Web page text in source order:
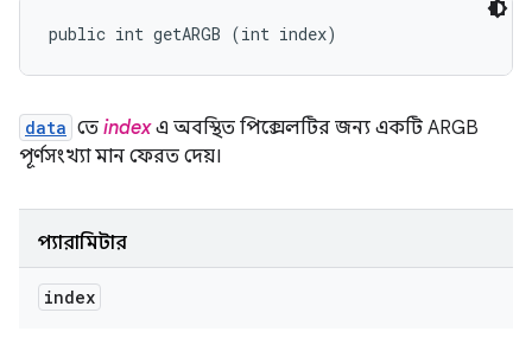
public int getARGB (int index)
data তে indexএ অবস্থিত পিক্সেলটির জন্য একটি ARGB
পূর্ণসংখ্যা মান ফেরত দেয়।
প্যারামিটার
index